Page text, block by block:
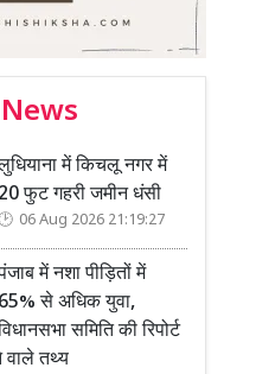
में किचलू नगर में
20 फुट गहरी जमीन धंसी
06 Aug 2026 21:19:27
में नशा पीड़ितों में
65% से अधिक युवा,
समिति की रिपोर्ट
वाले तथ्य